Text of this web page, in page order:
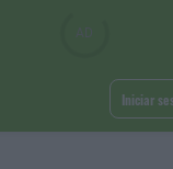
Iniciar